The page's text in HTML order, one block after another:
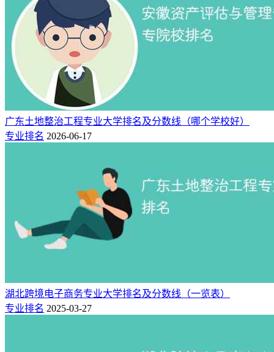
广东土地整治工程专业大学排名及分数线（哪个学校好）
专业排名 2026-06-17
湖北跨境电子商务专业大学排名及分数线（一览表）
专业排名 2025-03-27